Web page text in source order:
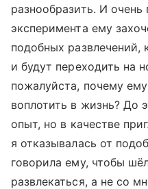
разнообразить. И очень
эксперимента ему
подобных развлечений,
и будут переходить на
пожалуйста, почему
воплотить в жизнь? До
опыт, но в качестве
я отказывалась от
говорила ему, чтобы
развлекаться, а не со